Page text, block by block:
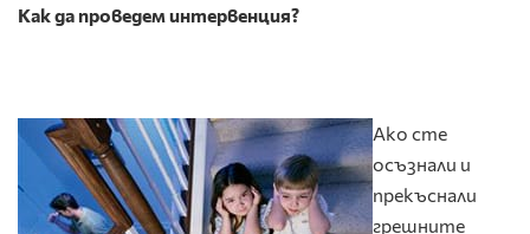
Как да проведем интервенция?
Ако сте
осъзнали и
прекъснали
грешните